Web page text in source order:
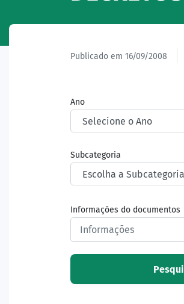
Publicado em 16/09/2008
Ano
Subcategoria
Informações do documentos